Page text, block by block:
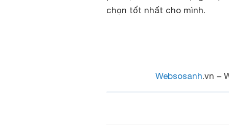
chọn tốt nhất cho mình.
Websosanh.vn –